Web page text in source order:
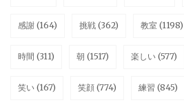
感謝 (164) 挑戦 (362) 教室 (1198)
時間 (311) 朝 (1517) 楽しい (577)
笑い (167) 笑顔 (774) 練習 (845)